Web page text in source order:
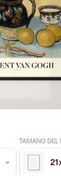
TAMAÑO DEL